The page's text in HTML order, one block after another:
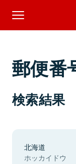
郵便番
検索結果
北海道
ホッカイドウ